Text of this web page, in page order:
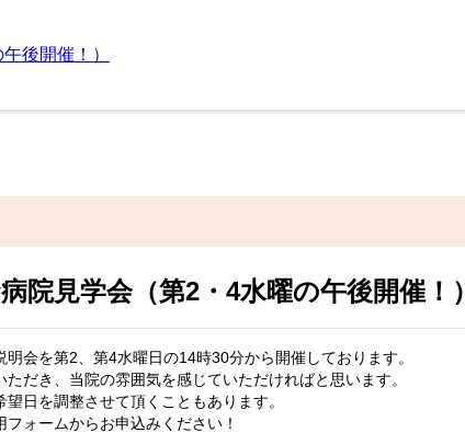
見学会（第2・4水曜の午後開催！）
会を第2、第4水曜日の14時30分から開催しております。
だき、当院の雰囲気を感じていただければと思います。
日を調整させて頂くこともあります。
ォームからお申込みください！